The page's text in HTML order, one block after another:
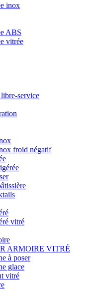
inox
ABS
vitrée
service
froid négatif
vitré
ARMOIRE VITRÉ
à poser
glace
vitré